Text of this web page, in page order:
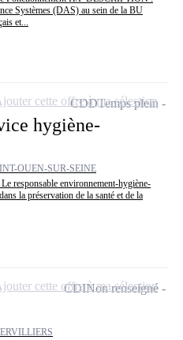
Systèmes (DAS) au sein de la BU
et...
hygiène-
OUEN-SUR-SEINE
responsable environnement-hygiène-
la préservation de la santé et de la
CDDTemps plein
cette offre à ma sélection
CDINon renseigné
cette offre à ma sélection